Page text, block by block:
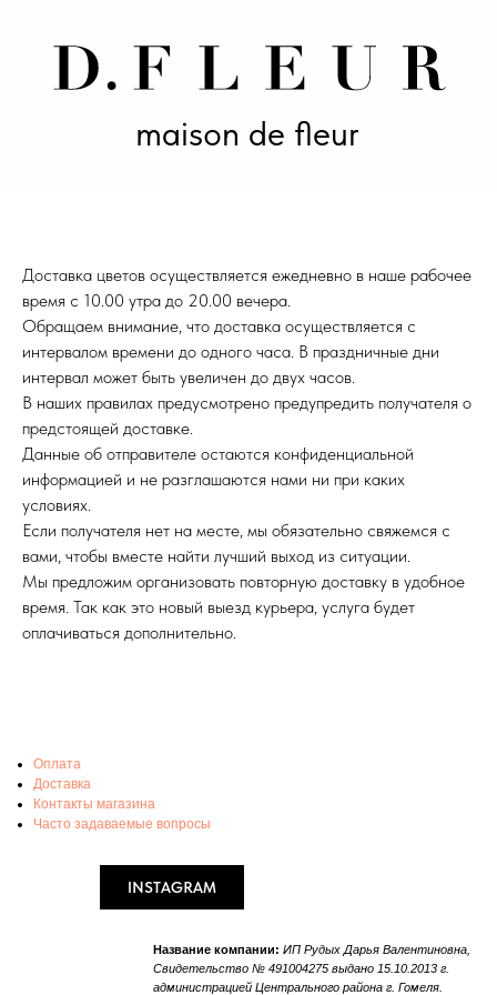
maison de fleur
Доставка цветов осуществляется ежедневно в наше рабочее
время с 10.00 утра до 20.00 вечера.
Обращаем внимание, что доставка осуществляется с
интервалом времени до одного часа. В праздничные дни
интервал может быть увеличен до двух часов.
В наших правилах предусмотрено предупредить получателя о
предстоящей доставке.
Данные об отправителе остаются конфиденциальной
информацией и не разглашаются нами ни при каких
условиях.
Если получателя нет на месте, мы обязательно свяжемся с
вами, чтобы вместе найти лучший выход из ситуации.
Мы предложим организовать повторную доставку в удобное
время. Так как это новый выезд курьера, услуга будет
оплачиваться дополнительно.
Название компании: ИП Рудых Дарья Валентиновна,
Свидетельство № 491004275 выдано 15.10.2013 г.
администрацией Центрального района г. Гомеля.
Оплата
Доставка
Контакты магазина
Часто задаваемые вопросы
INSTAGRAM